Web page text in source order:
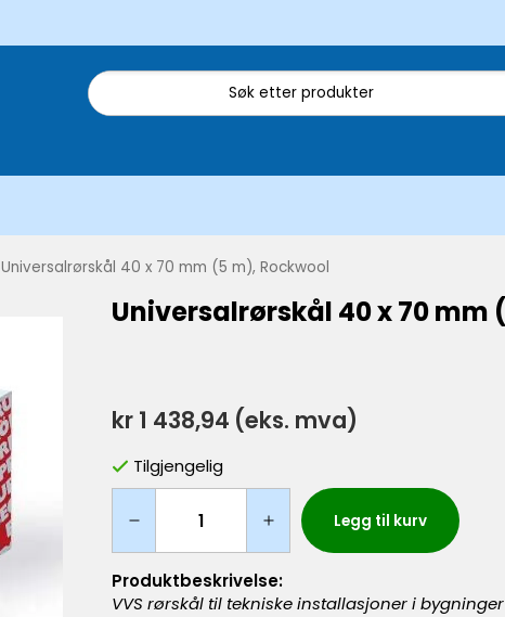
Universalrørskål 40 x 70 mm (5 m), Rockwool
Universalrørskål 40 x 70 mm
kr 1 438,94 (eks. mva)
Tilgjengelig
Legg til kurv
Produktbeskrivelse:
VVS rørskål til tekniske installasjoner i bygninger